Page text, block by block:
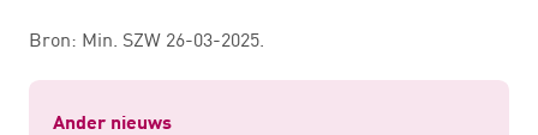
Bron: Min. SZW 26-03-2025.
Ander nieuws